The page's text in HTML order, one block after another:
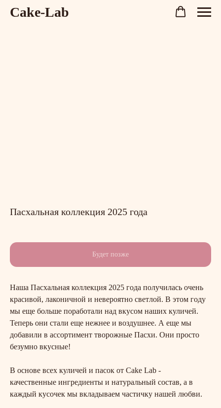
Cake-Lab
Пасхальная коллекция 2025 года
Наша Пасхальная коллекция 2025 года получилась очень
красивой, лаконичной и невероятно светлой. В этом году
мы еще больше поработали над вкусом наших куличей.
Теперь они стали еще нежнее и воздушнее. А еще мы
добавили в ассортимент творожные Пасхи. Они просто
безумно вкусные!
В основе всех куличей и пасок от Cake Lab -
качественные ингредиенты и натуральный состав, а в
каждый кусочек мы вкладываем частичку нашей любви.